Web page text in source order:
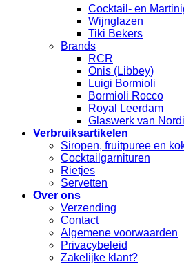
Cocktail- en
Wijnglazen
Tiki Bekers
Brands
RCR
Onis (Libbey)
Luigi Bormioli
Bormioli Rocco
Royal Leerdam
Glaswerk van
Verbruiksartikelen
Siropen, fruitpuree en
Cocktailgarnituren
Rietjes
Servetten
Over ons
Verzending
Contact
Algemene voorwaarden
Privacybeleid
Zakelijke klant?